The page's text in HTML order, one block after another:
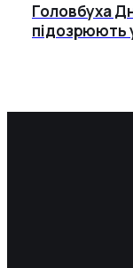
Головбуха
підозрюють